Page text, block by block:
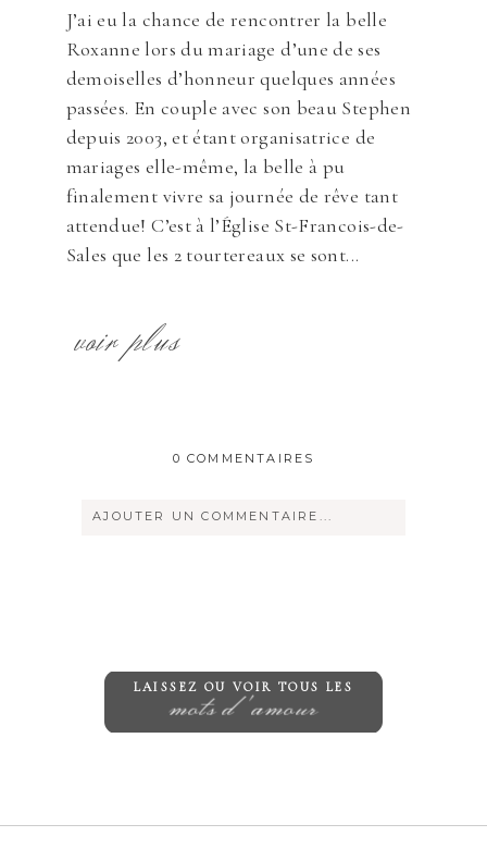
J’ai eu la chance de rencontrer la belle
Roxanne lors du mariage d’une de ses
demoiselles d’honneur quelques années
passées. En couple avec son beau Stephen
depuis 2003, et étant organisatrice de
mariages elle-même, la belle à pu
finalement vivre sa journée de rêve tant
attendue! C’est à l’Église St-Francois-de-
Sales que les 2 tourtereaux se sont...
voir plus
0 COMMENTAIRES
AJOUTER UN COMMENTAIRE...
mots d'amour
LAISSEZ OU VOIR TOUS LES